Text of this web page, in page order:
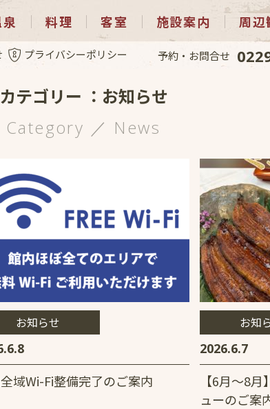
料理 客室 施設案内 周辺
プライバシーポリシー 予約・お問合せ
お知らせ
カテゴリー ：お知らせ
Category ／ News
お知らせ
域Wi-Fi整備完了のご案内
お知
2026.6.7
【6月～8
ューのご案